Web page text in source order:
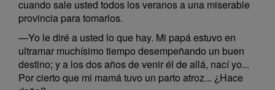
cuando sale usted todos los veranos a una miserable
provincia para tomarlos.
—Yo le diré a usted lo que hay. Mi papá estuvo en
ultramar muchísimo tiempo desempeñando un buen
destino; y a los dos años de venir él de allá, nací yo...
Por cierto que mi mamá tuvo un parto atroz... ¿Hace